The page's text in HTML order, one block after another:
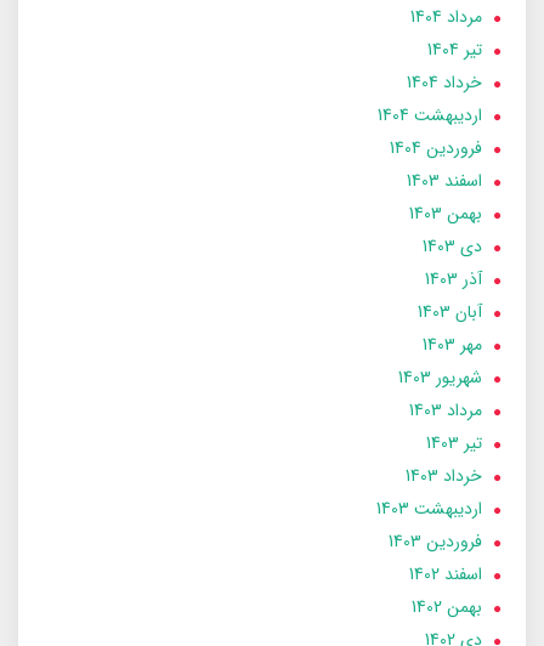
مرداد 1404
تير 1404
خرداد 1404
ارديبهشت 1404
فروردین 1404
اسفند 1403
بهمن 1403
دی 1403
آذر 1403
آبان 1403
مهر 1403
شهریور 1403
مرداد 1403
تير 1403
خرداد 1403
ارديبهشت 1403
فروردین 1403
اسفند 1402
بهمن 1402
دی 1402